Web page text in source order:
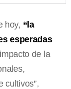
hoy, “la
esperadas
de la
cultivos”,